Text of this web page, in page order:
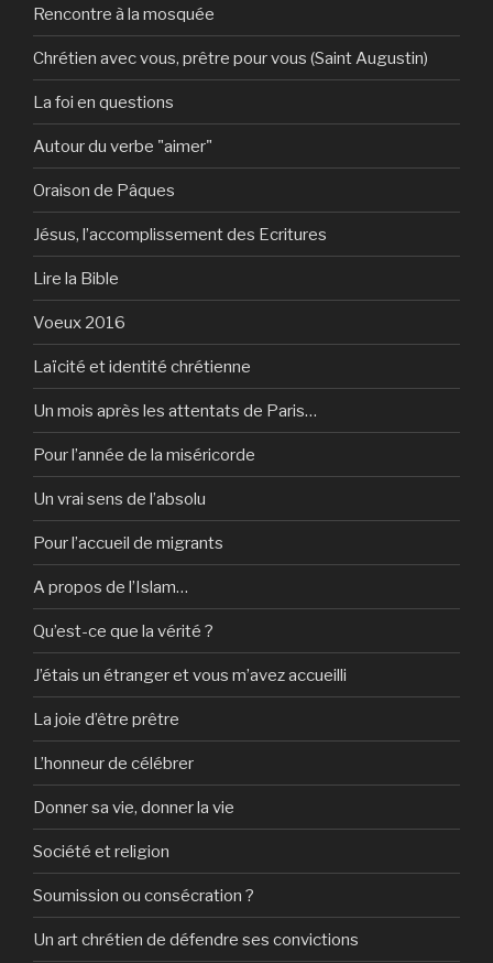
Rencontre à la mosquée
Chrétien avec vous, prêtre pour vous (Saint Augustin)
La foi en questions
Autour du verbe "aimer"
Oraison de Pâques
Jésus, l’accomplissement des Ecritures
Lire la Bible
Voeux 2016
Laïcité et identité chrétienne
Un mois après les attentats de Paris…
Pour l’année de la miséricorde
Un vrai sens de l’absolu
Pour l’accueil de migrants
A propos de l’Islam…
Qu’est-ce que la vérité ?
J’étais un étranger et vous m’avez accueilli
La joie d’être prêtre
L’honneur de célébrer
Donner sa vie, donner la vie
Société et religion
Soumission ou consécration ?
Un art chrétien de défendre ses convictions